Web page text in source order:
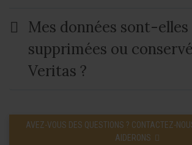
Mes données sont-elles
supprimées ou
Veritas ?
AVEZ-VOUS DES QUESTIONS ? CONTACTEZ-
AIDERONS